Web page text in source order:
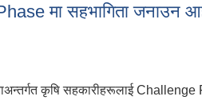
मा सहभागिता जनाउन
कृषि सहकारीहरूलाई